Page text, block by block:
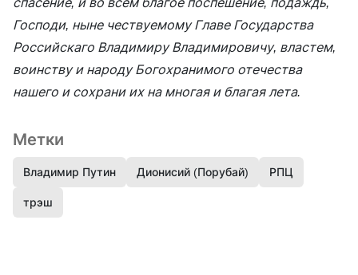
Господи, ныне чествуемому Главе Государства
Российскаго Владимиру Владимировичу, властем,
воинству и народу Богохранимого отечества
нашего и сохрани их на многая и благая лета.
Метки
Владимир Путин Дионисий (Порубай) РПЦ
трэш